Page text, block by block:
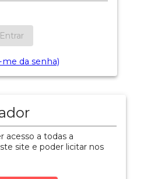
Entrar
me da senha)
acesso a todas a
site e poder licitar nos